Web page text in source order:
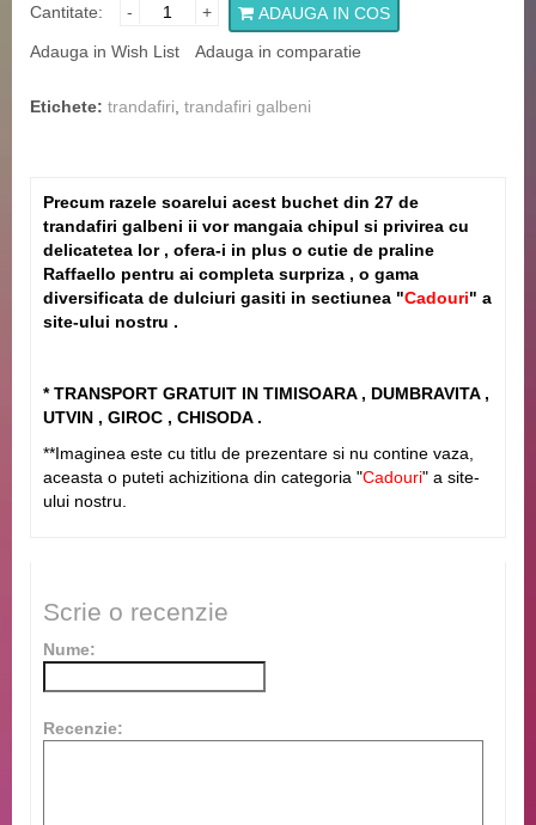
Cantitate: - +
ADAUGA IN COS
Adauga in Wish List
Adauga in comparatie
Etichete: trandafiri trandafiri galbeni
Precum razele soarelui acest buchet din 27 de
trandafiri galbeni ii vor mangaia chipul si privirea cu
delicatetea lor , ofera-i in plus o cutie de praline
Raffaello pentru ai completa surpriza , o gama
diversificata de dulciuri gasiti in sectiunea "Cadouri" a
site-ului nostru .
* TRANSPORT GRATUIT IN TIMISOARA , DUMBRAVITA ,
UTVIN , GIROC , CHISODA .
**Imaginea este cu titlu de prezentare si nu contine vaza,
aceasta o puteti achizitiona din categoria "Cadouri" a site-
ului nostru.
Scrie o recenzie
Nume:
Recenzie: